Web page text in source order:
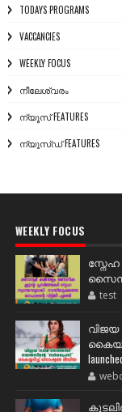
TODAYS PROGRAMS
VACCANCIES
WEEKLY FOCUS
നീലേശ്വരം
ന്യൂസ് FEATURES
ന്യൂസ്ഡ് FEATURES
WEEKLY FOCUS
സ്നേഹ
test